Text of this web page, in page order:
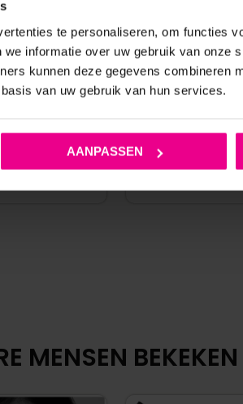
te personaliseren, om functies
informatie over uw gebruik van onze
kunnen deze gegevens combineren
van uw gebruik van hun services.
AANPASSEN
F349 MET
HANDMADE
WETLOOK
NOIR
Op
MENSEN